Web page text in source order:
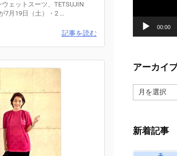
ェットスーツ、TETSUJIN
7月19日（土）・2 ...
記事を読む
00:00
アーカイ
ー
ブ
新着記事